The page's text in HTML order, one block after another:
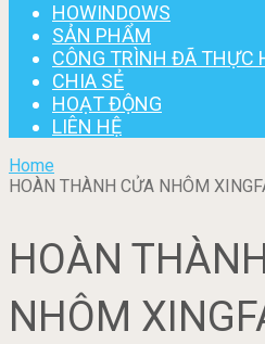
HOWINDOWS
SẢN PHẨM
CÔNG TRÌNH ĐÃ THỰC
CHIA SẺ
HOẠT ĐỘNG
LIÊN HỆ
Home
HOÀN THÀNH CỬA NHÔM
HOÀN
NHÔM